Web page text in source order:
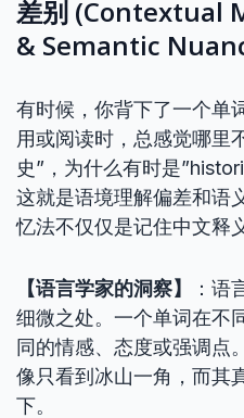
差别 (Contextual
& Semantic
有时候，你背下了一个单
用或阅读时，总感觉哪里
史”，为什么有时是
这就是语境理解偏差和语
忆法不仅仅是记住中文释
【语言学家的洞察】
：语
细微之处。一个单词在不
同的情感、态度或强调点
像只看到冰山一角，而其
下。